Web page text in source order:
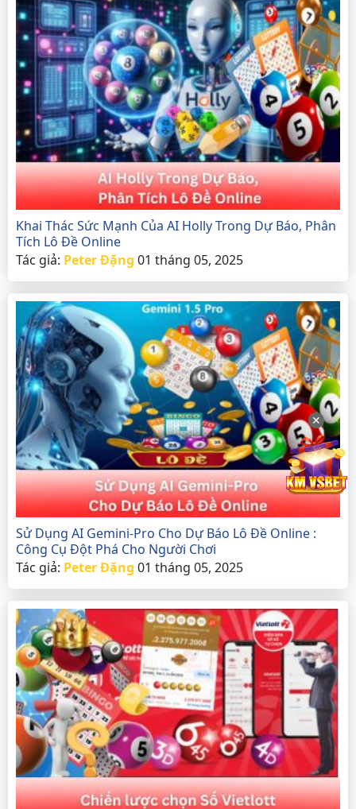
Khai Thác Sức Mạnh Của AI Holly Trong Dự Báo, Phân
Tích Lô Đề Online
Tác giả: Peter Đặng 01 tháng 05, 2025
Sử Dụng AI Gemini-Pro Cho Dự Báo Lô Đề Online :
Công Cụ Đột Phá Cho Người Chơi
Tác giả: Peter Đặng 01 tháng 05, 2025
✕